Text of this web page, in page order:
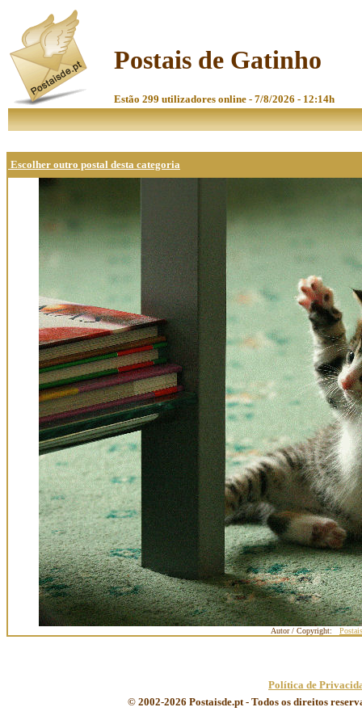
Postais de Gatinho
Estão 299 utilizadores online - 7/8/2026 - 12:14h
Escolher outro postal desta categoria
Autor / Copyright:
Política de
© 2002-2026 Postaisde.pt - Todos os direitos